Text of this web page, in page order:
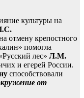
культуры на
отмену крепостного
помогла
лес» Л.М.
и егерей России.
способствовали
от